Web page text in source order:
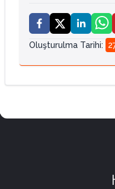
Oluşturulma Tarihi: